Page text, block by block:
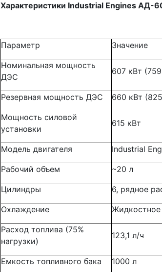
Характеристики Industrial Engines АД-
Параметр Значение
Номинальная мощность
ДЭС
607 кВт
Резервная мощность ДЭС 660 кВт
Мощность силовой
установки
615 кВт
Модель двигателя Industrial
Рабочий объем ~20 л
Цилиндры 6, рядное
Охлаждение Жидкостное
Расход топлива (75%
нагрузки)
123,1 л/ч
Емкость топливного бака 1000 л